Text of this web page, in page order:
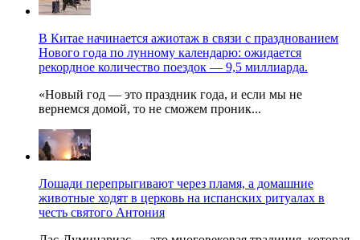
В Китае начинается ажиотаж в связи с празднованием
Нового года по лунному календарю: ожидается
рекордное количество поездок — 9,5 миллиарда.
«Новый год — это праздник года, и если мы не
вернемся домой, то не сможем проник...
Лошади перепрыгивают через пламя, а домашние
животные ходят в церковь на испанских ритуалах в
честь святого Антония